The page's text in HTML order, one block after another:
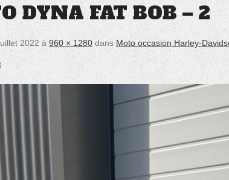
DYNA FAT BOB – 2
2022à960 × 1280dansMoto occasion Harley-